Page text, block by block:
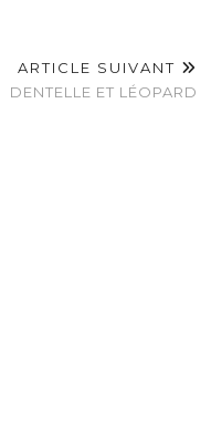
ARTICLE SUIVANT
DENTELLE ET LÉOPARD